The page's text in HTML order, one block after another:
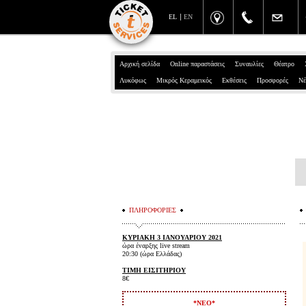
EN
EL
Αρχική σελίδα Online παραστάσεις Συναυλίες Θέατρο
Λυκόφως Μικρός Κεραμεικός Εκθέσεις Προσφορές
ΠΛΗΡΟΦΟΡΙΕΣ
ΚΥΡΙΑΚΗ 3 ΙΑΝΟΥΑΡΙΟΥ 2021
ώρα έναρξης live stream
20:30 (ώρα Ελλάδας)
ΤΙΜΗ ΕΙΣΙΤΗΡΙΟΥ
8€
*ΝΕΟ*